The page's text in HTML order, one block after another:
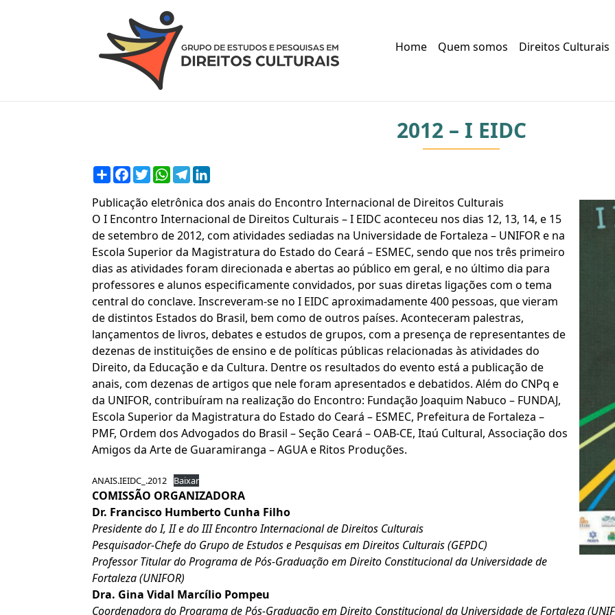
Home Quem somos Direitos Culturais
2012 – I EIDC
Compartilhar
Facebook
TwitterWhatsApp
Telegram
Publicação eletrônica dos anais do Encontro Internacional de Direitos Culturais
O I Encontro Internacional de Direitos Culturais – I EIDC aconteceu nos dias 12, 13, 14, e 15
de setembro de 2012, com atividades sediadas na Universidade de Fortaleza – UNIFOR e na
Escola Superior da Magistratura do Estado do Ceará – ESMEC, sendo que nos três primeiro
dias as atividades foram direcionada e abertas ao público em geral, e no último dia para
professores e alunos especificamente convidados, por suas diretas ligações com o tema
central do conclave. Inscreveram-se no I EIDC aproximadamente 400 pessoas, que vieram
de distintos Estados do Brasil, bem como de outros países. Aconteceram palestras,
lançamentos de livros, debates e estudos de grupos, com a presença de representantes de
dezenas de instituições de ensino e de políticas públicas relacionadas às atividades do
Direito, da Educação e da Cultura. Dentre os resultados do evento está a publicação de
anais, com dezenas de artigos que nele foram apresentados e debatidos. Além do CNPq e
da UNIFOR, contribuíram na realização do Encontro: Fundação Joaquim Nabuco – FUNDAJ,
Escola Superior da Magistratura do Estado do Ceará – ESMEC, Prefeitura de Fortaleza –
PMF, Ordem dos Advogados do Brasil – Seção Ceará – OAB-CE, Itaú Cultural, Associação dos
Amigos da Arte de Guaramiranga – AGUA e Ritos Produções.
ANAIS.IEIDC_.2012 Baixar
COMISSÃO ORGANIZADORA
Dr. Francisco Humberto Cunha Filho
Presidente do I, II e do III Encontro Internacional de Direitos Culturais
Pesquisador-Chefe do Grupo de Estudos e Pesquisas em Direitos Culturais (GEPDC)
Professor Titular do Programa de Pós-Graduação em Direito Constitucional da Universidade de
Fortaleza (UNIFOR)
Dra. Gina Vidal Marcílio Pompeu
Coordenadora do Programa de Pós-Graduação em Direito Constitucional da Universidade de Fortaleza